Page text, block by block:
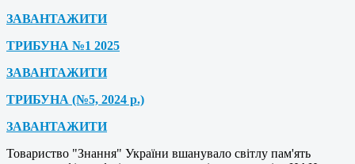
ЗАВАНТАЖИТИ
ТРИБУНА №1 2025
ЗАВАНТАЖИТИ
ТРИБУНА (№5, 2024 р.)
ЗАВАНТАЖИТИ
Товариство "Знання" України вшанувало світлу пам'ять